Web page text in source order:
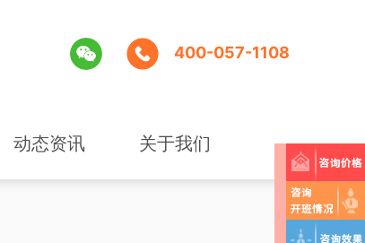
400-057-1108
动态资讯 关于我们